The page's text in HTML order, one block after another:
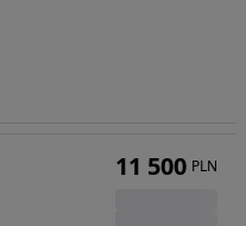
11 500 PLN